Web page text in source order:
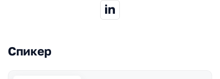
Выступления в сезоне 2024
Спикер